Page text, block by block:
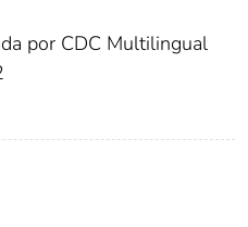
por CDC Multilingual